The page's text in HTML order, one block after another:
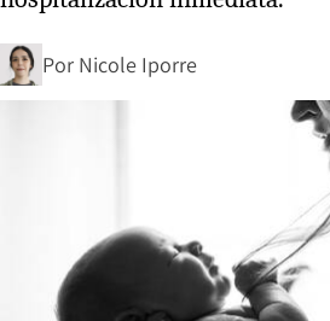
Por Nicole Iporre